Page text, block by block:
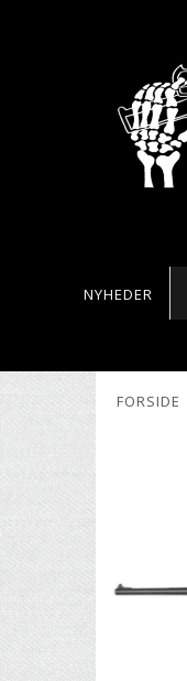
NYHEDER
FORSIDE